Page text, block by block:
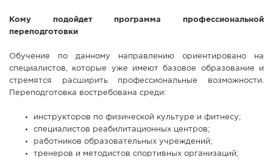
Кому подойдет программа профессиональной
переподготовки
Обучение по данному направлению ориентировано на
специалистов, которые уже имеют базовое образование и
стремятся расширить профессиональные возможности.
Переподготовка востребована среди:
инструкторов по физической культуре и фитнесу;
специалистов реабилитационных центров;
работников образовательных учреждений;
тренеров и методистов спортивных организаций;